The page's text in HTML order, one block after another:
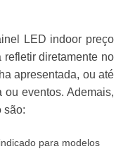
LED indoor preço
diretamente no
apresentada, ou até
eventos. Ademais,
são:
para modelos